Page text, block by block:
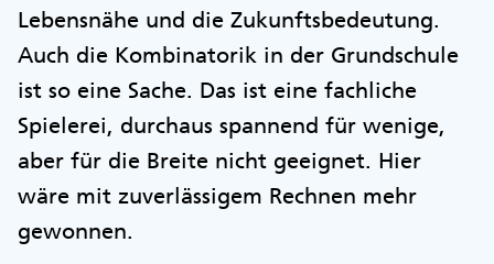
Lebensnähe und die Zukunftsbedeutung.
Auch die Kombinatorik in der Grundschule
ist so eine Sache. Das ist eine fachliche
Spielerei, durchaus spannend für wenige,
aber für die Breite nicht geeignet. Hier
wäre mit zuverlässigem Rechnen mehr
gewonnen.